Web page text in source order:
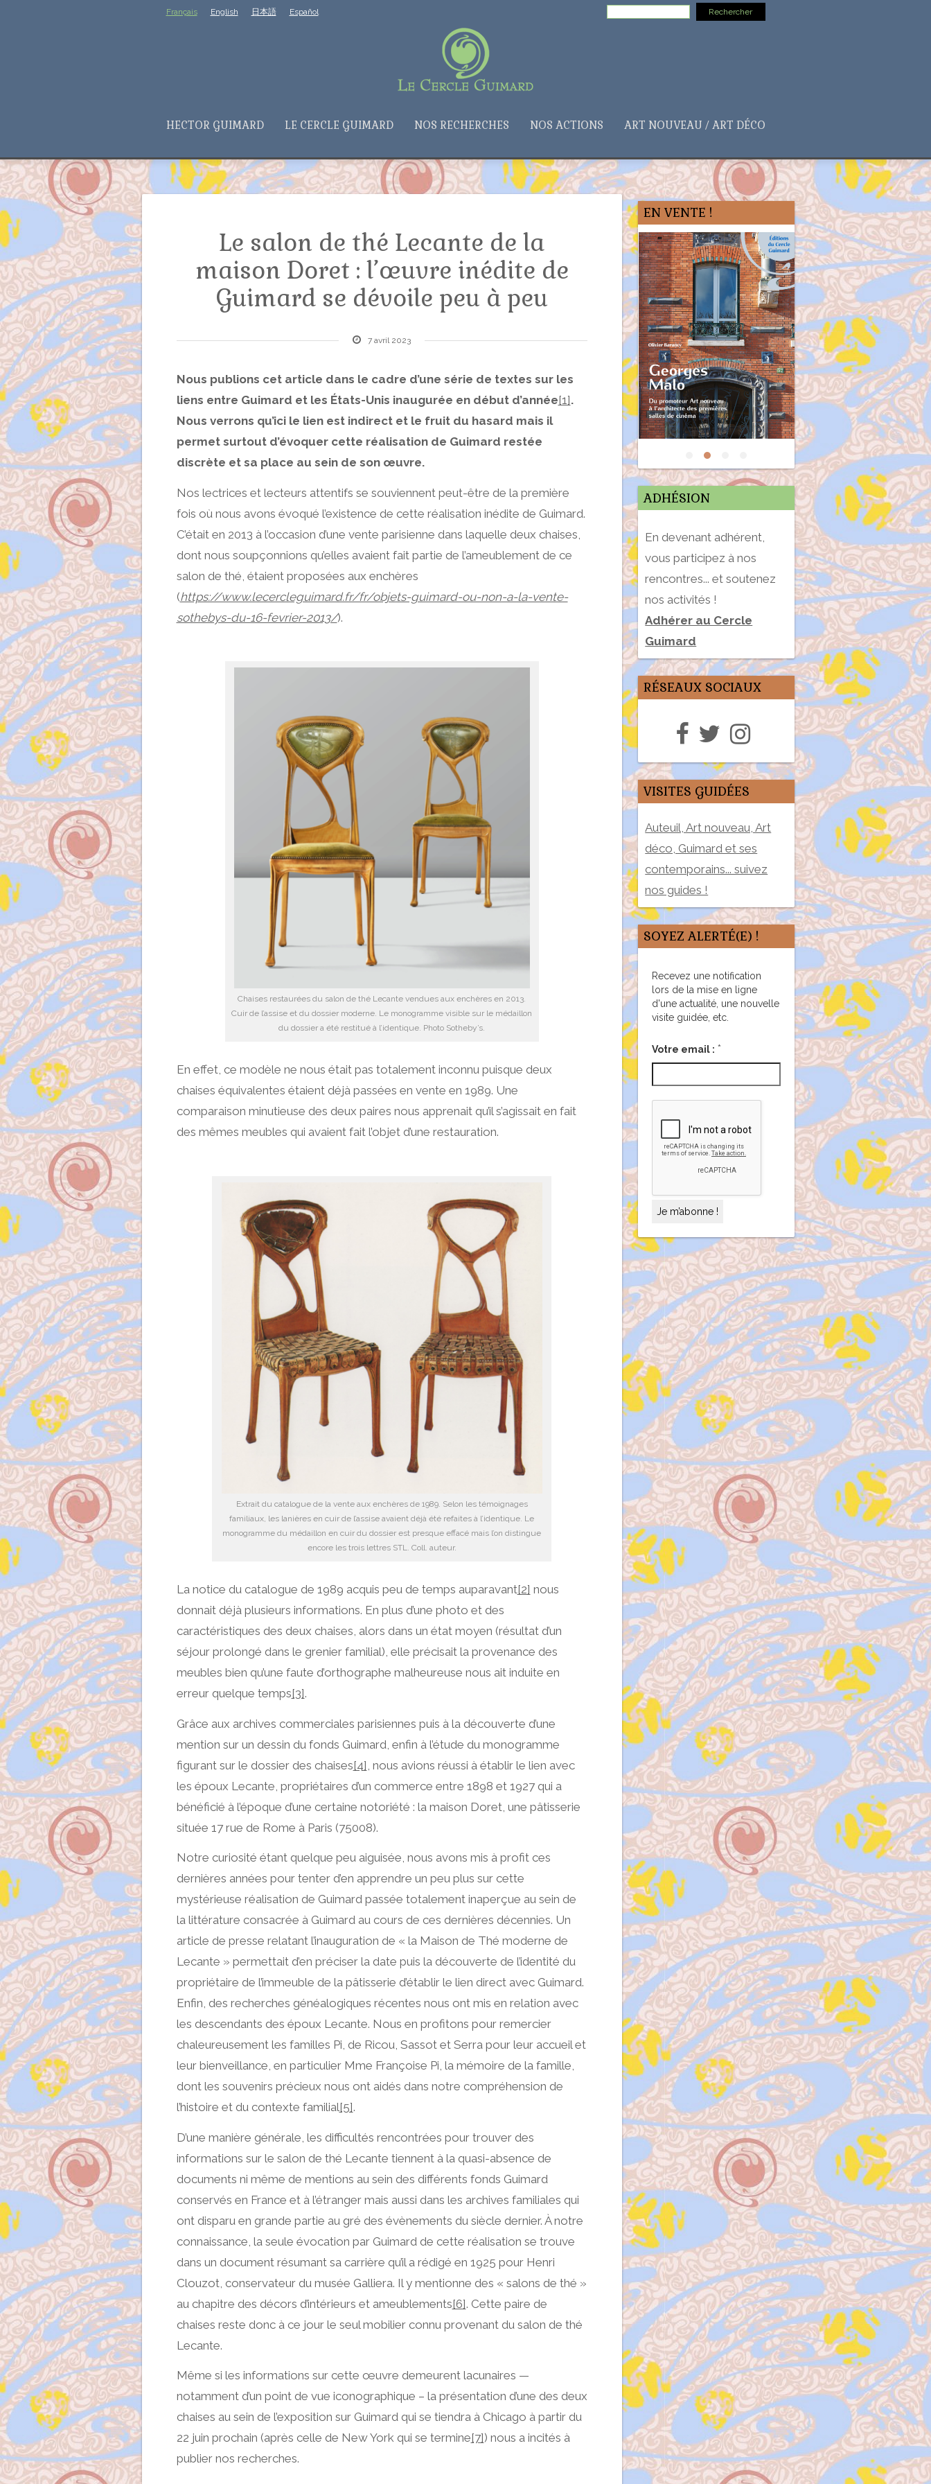
Français English 日本語 Español
HECTOR GUIMARD LE CERCLE GUIMARD NOS RECHERCHES NOS ACTIONS ART NOUVEAU / ART DÉCO
Le salon de thé Lecante de la
maison Doret : l’œuvre inédite de
Guimard se dévoile peu à peu
7 avril 2023
Nous publions cet article dans le cadre d’une série de textes sur les
liens entre Guimard et les États-Unis inaugurée en début d’année[1].
Nous verrons qu’ici le lien est indirect et le fruit du hasard mais il
permet surtout d’évoquer cette réalisation de Guimard restée
discrète et sa place au sein de son œuvre.
Nos lectrices et lecteurs attentifs se souviennent peut-être de la première
fois où nous avons évoqué l’existence de cette réalisation inédite de Guimard.
C’était en 2013 à l’occasion d’une vente parisienne dans laquelle deux chaises,
dont nous soupçonnions qu’elles avaient fait partie de l’ameublement de ce
salon de thé, étaient proposées aux enchères
(https://www.lecercleguimard.fr/fr/objets-guimard-ou-non-a-la-vente-
sothebys-du-16-fevrier-2013/).
Chaises restaurées du salon de thé Lecante vendues aux enchères en 2013.
Cuir de l’assise et du dossier moderne. Le monogramme visible sur le médaillon
du dossier a été restitué à l’identique. Photo Sotheby’s.
En effet, ce modèle ne nous était pas totalement inconnu puisque deux
chaises équivalentes étaient déjà passées en vente en 1989. Une
comparaison minutieuse des deux paires nous apprenait qu’il s’agissait en fait
des mêmes meubles qui avaient fait l’objet d’une restauration.
Extrait du catalogue de la vente aux enchères de 1989. Selon les témoignages
familiaux, les lanières en cuir de l’assise avaient déjà été refaites à l’identique. Le
monogramme du médaillon en cuir du dossier est presque effacé mais l’on distingue
encore les trois lettres STL. Coll. auteur.
La notice du catalogue de 1989 acquis peu de temps auparavant[2] nous
donnait déjà plusieurs informations. En plus d’une photo et des
caractéristiques des deux chaises, alors dans un état moyen (résultat d’un
séjour prolongé dans le grenier familial), elle précisait la provenance des
meubles bien qu’une faute d’orthographe malheureuse nous ait induite en
erreur quelque temps[3].
Grâce aux archives commerciales parisiennes puis à la découverte d’une
mention sur un dessin du fonds Guimard, enfin à l’étude du monogramme
figurant sur le dossier des chaises[4] , nous avions réussi à établir le lien avec
les époux Lecante, propriétaires d’un commerce entre 1898 et 1927 qui a
bénéficié à l’époque d’une certaine notoriété : la maison Doret, une pâtisserie
située 17 rue de Rome à Paris (75008).
Notre curiosité étant quelque peu aiguisée, nous avons mis à profit ces
dernières années pour tenter d’en apprendre un peu plus sur cette
mystérieuse réalisation de Guimard passée totalement inaperçue au sein de
la littérature consacrée à Guimard au cours de ces dernières décennies. Un
article de presse relatant l’inauguration de « la Maison de Thé moderne de
Lecante » permettait d’en préciser la date puis la découverte de l’identité du
propriétaire de l’immeuble de la pâtisserie d’établir le lien direct avec Guimard.
Enfin, des recherches généalogiques récentes nous ont mis en relation avec
les descendants des époux Lecante. Nous en profitons pour remercier
chaleureusement les familles Pi, de Ricou, Sassot et Serra pour leur accueil et
leur bienveillance, en particulier Mme Françoise Pi, la mémoire de la famille,
dont les souvenirs précieux nous ont aidés dans notre compréhension de
l’histoire et du contexte familial[5].
D’une manière générale, les difficultés rencontrées pour trouver des
informations sur le salon de thé Lecante tiennent à la quasi-absence de
documents ni même de mentions au sein des différents fonds Guimard
conservés en France et à l’étranger mais aussi dans les archives familiales qui
ont disparu en grande partie au gré des évènements du siècle dernier. À notre
connaissance, la seule évocation par Guimard de cette réalisation se trouve
dans un document résumant sa carrière qu’il a rédigé en 1925 pour Henri
Clouzot, conservateur du musée Galliera. Il y mentionne des « salons de thé »
au chapitre des décors d’intérieurs et ameublements[6]. Cette paire de
chaises reste donc à ce jour le seul mobilier connu provenant du salon de thé
Lecante.
Même si les informations sur cette œuvre demeurent lacunaires —
notamment d’un point de vue iconographique – la présentation d’une des deux
chaises au sein de l’exposition sur Guimard qui se tiendra à Chicago à partir du
22 juin prochain (après celle de New York qui se termine[7]) nous a incités à
publier nos recherches.
EN VENTE !
ADHÉSION
En devenant adhérent,
vous participez à nos
rencontres... et soutenez
nos activités !
Adhérer au Cercle
Guimard
RÉSEAUX SOCIAUX
VISITES GUIDÉES
Auteuil, Art nouveau, Art
déco, Guimard et ses
contemporains... suivez
nos guides !
SOYEZ ALERTÉ(E) !
Recevez une notification
lors de la mise en ligne
d'une actualité, une nouvelle
visite guidée, etc.
Votre email : *